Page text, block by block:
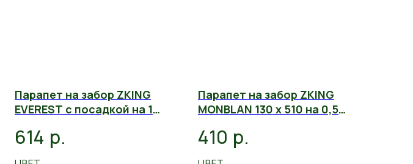
Парапет на забор ZKING
EVEREST с посадкой на 1
614 р.
Парапет на забор ZKING
MONBLAN 130 х 510 на 0,5
410 р.